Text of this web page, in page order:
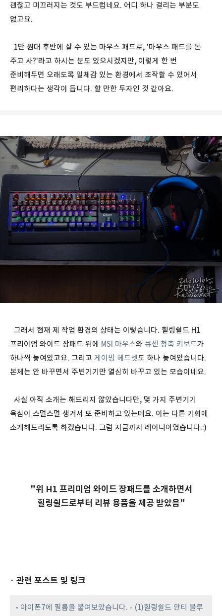
괜찮고 미끄러지는 것도 부드럽네요. 어디 하나 걸리는 부분도
없고요.
1만 원대 후반에 살 수 있는 마우스 패드로, '마우스 패드를 돈
주고 사?'라고 하시는 분도 있으시겠지만, 이렇게 한 번
준비해두면 오래도록 일체감 있는 환경에서 조작할 수 있어서
편리하다는 생각이 듭니다. 할 만한 투자인 것 같아요.
그래서 현재 제 작업 환경의 상태는 이렇습니다. 힐링쉴드 H1
프리이엄 와이드 장패드 위에
MSI 마우스와 큐센 청축 키보드가
하나씩 놓여있고요. 그리고 게이밍 헤드셋도 하나 놓여있습니다.
본체는 안 바꾸면서 주변기기만 열심히 바꾸고 있는 모습이네요.
사실 아직 소개는 해드리지 않았습니다만, 몇 가지 주변기기
욕심이 스멀스멀 생겨서 또 준비하고 있는데요. 이는 다른 기회에
소개해드리도록 하겠습니다. 그럼 지금까지 레이니아였습니다.:)
"위 H1 프리미엄 와이드 장패드를 소개하면서
힐링쉴드로부터 리뷰 용품을 제공 받았음"
· 관련 포스트 및 링크
- 아이폰7에 필름을 붙여보았습니다. - (1)힐링쉴드 안티 블루